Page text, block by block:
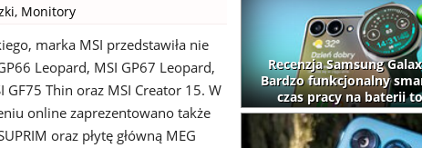
, Monitory
marka MSI przedstawiła nie
Leopard, MSI GP67 Leopard,
GF75 Thin oraz MSI Creator 15. W
online zaprezentowano także
oraz płytę główną MEG
Recenzja Samsung
Bardzo funkcjonalny
czas pracy na baterii